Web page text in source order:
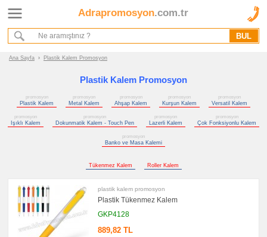
Adrapromosyon.com.tr
Ana Sayfa › Plastik Kalem Promosyon
Plastik Kalem Promosyon
promosyon
Plastik Kalem
promosyon
Metal Kalem
promosyon
Ahşap Kalem
promosyon
Kurşun Kalem
promosyon
Versatil Kalem
promosyon
Işıklı Kalem
promosyon
Dokunmatik Kalem - Touch Pen
promosyon
Lazerli Kalem
promosyon
Çok Fonksiyonlu Kalem
promosyon
Banko ve Masa Kalemi
Tükenmez Kalem Roller Kalem
plastik kalem promosyon
Plastik Tükenmez Kalem
GKP4128
889,82 TL
Ana Sayfa
Hakkımızda
Kurumsal Hizmet Akışımız
Promosyon
Ürünleri
promosyon
Metal
Kalem
promosyon
Ahşap
Kalem